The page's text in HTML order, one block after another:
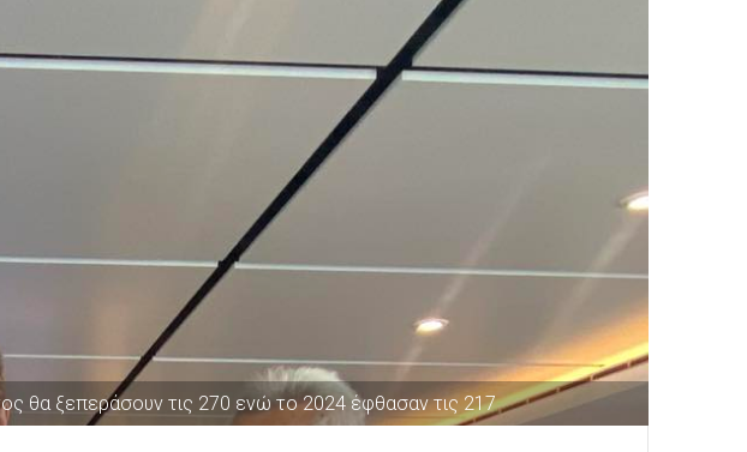
θα ξεπεράσουν τις 270 ενώ το 2024 έφθασαν τις 217